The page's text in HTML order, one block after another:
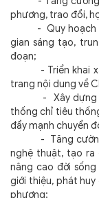
phương, trao đổi,
- Quy hoạch
gian sáng tạo,
đoạn;
- Triển khai xây
trang nội dung về
- Xây dựng cơ
thống chỉ tiêu
đẩy mạnh chuyển
- Tăng cường
nghệ thuật, tạo ra
nâng cao đời
giới thiệu, phát huy
phương;